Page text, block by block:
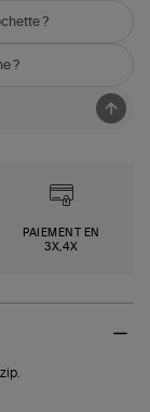
?
?
PAIEMENT EN
3X,4X